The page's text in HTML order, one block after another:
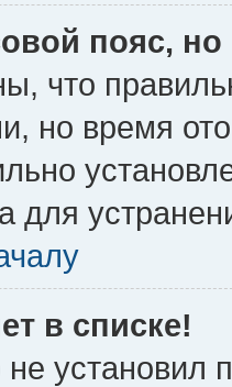
пояс,
что
но время
для
в списке!
установил